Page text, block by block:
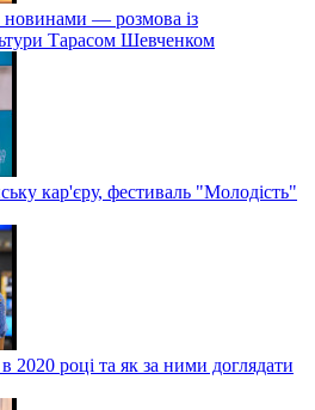
— розмова із
Тарасом Шевченком
кар'єру, фестиваль "Молодість"
2020 році та як за ними доглядати